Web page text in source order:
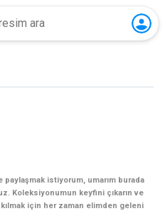
istiyorum, umarım burada
Koleksiyonumun keyfini çıkarın ve
için her zaman elimden geleni